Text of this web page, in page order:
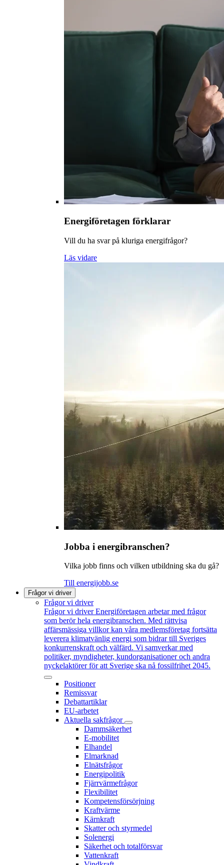
Energiföretagen förklarar
Vill du ha svar på kluriga energifrågor?
Läs vidare
Jobba i energibranschen?
Vilka jobb finns och vilken utbildning ska du gå?
Till energijobb.se
Frågor vi driver
Frågor vi driver
Frågor vi driver Energiföretagen arbetar med frågor
som berör hela energibranschen. Med rättvisa
affärsmässiga villkor kan våra medlemsföretag fortsätta
leverera klimatvänlig energi som bidrar till Sveriges
konkurrenskraft och välfärd. Vi samverkar med
politiker, myndigheter, kundorganisationer och andra
nyckelaktörer för att Sverige ska nå fossilfrihet 2045.
Positioner
Remissvar
Debattartiklar
EU-arbetet
Aktuella sakfrågor
Dammsäkerhet
E-mobilitet
Elhandel
Elmarknad
Elnätsfrågor
Energipolitik
Fjärrvärmefrågor
Flexibilitet
Kompetensförsörjning
Kraftvärme
Kärnkraft
Skatter och styrmedel
Solenergi
Säkerhet och totalförsvar
Vattenkraft